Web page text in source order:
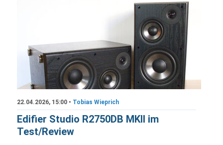
22.04.2026, 15:00 • Tobias Wieprich
Edifier Studio R2750DB MKII im
Test/Review